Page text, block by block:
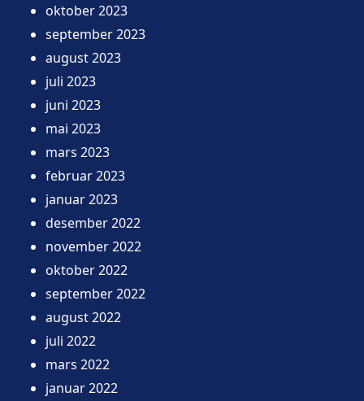
oktober 2023
september 2023
august 2023
juli 2023
juni 2023
mai 2023
mars 2023
februar 2023
januar 2023
desember 2022
november 2022
oktober 2022
september 2022
august 2022
juli 2022
mars 2022
januar 2022